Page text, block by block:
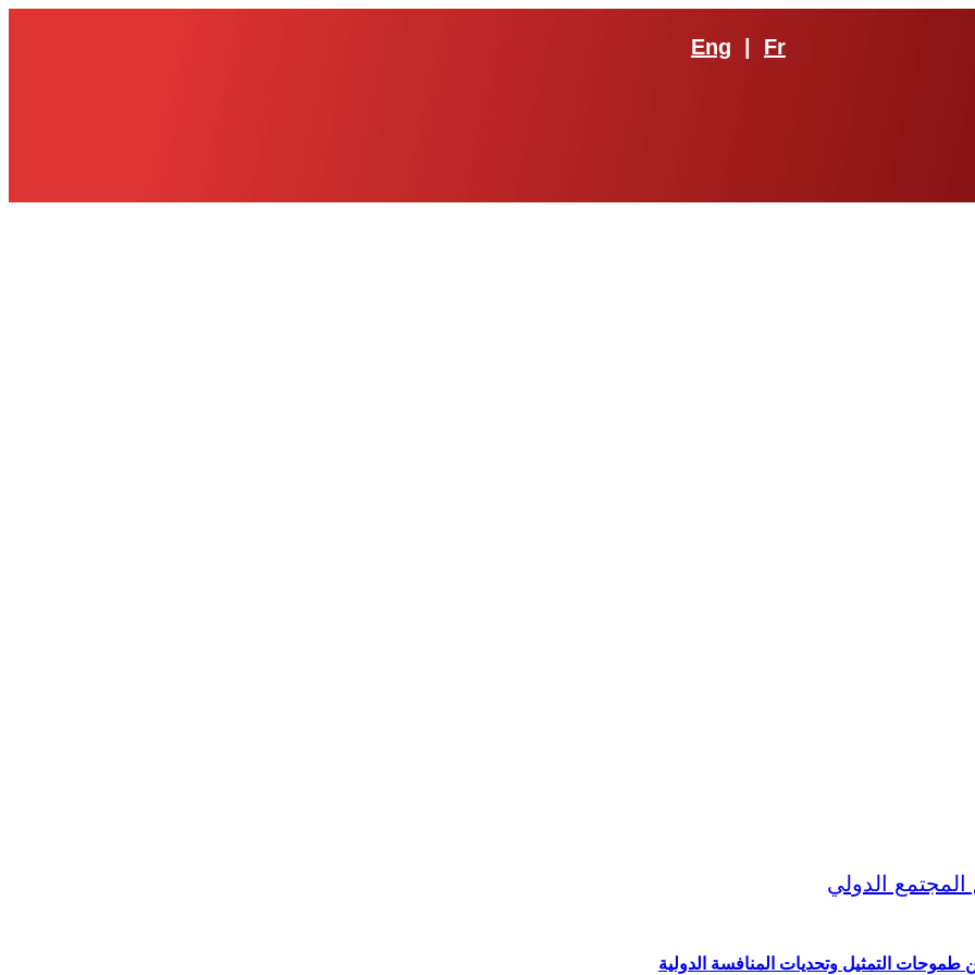
Eng Fr
طموحات التمثيل وتحديات المنافسة الدولية